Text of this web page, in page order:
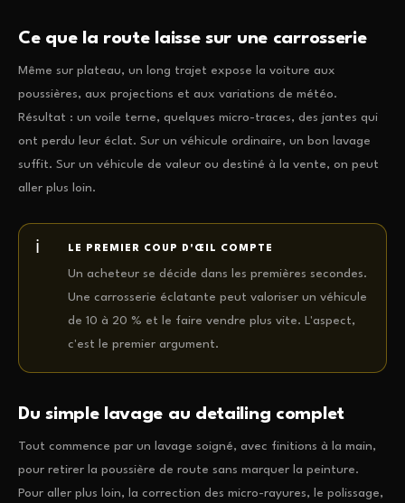
Ce que la route laisse sur une carrosserie
Même sur plateau, un long trajet expose la voiture aux
poussières, aux projections et aux variations de météo.
Résultat : un voile terne, quelques micro-traces, des jantes qui
ont perdu leur éclat. Sur un véhicule ordinaire, un bon lavage
suffit. Sur un véhicule de valeur ou destiné à la vente, on peut
aller plus loin.
LE PREMIER COUP D'ŒIL COMPTE
Un acheteur se décide dans les premières secondes.
Une carrosserie éclatante peut valoriser un véhicule
de 10 à 20 % et le faire vendre plus vite. L'aspect,
c'est le premier argument.
Du simple lavage au detailing complet
Tout commence par un lavage soigné, avec finitions à la main,
pour retirer la poussière de route sans marquer la peinture.
Pour aller plus loin, la correction des micro-rayures, le polissage,